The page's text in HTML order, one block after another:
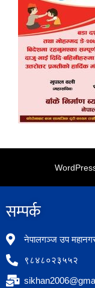
सम्पर्क​
नेपालगञ्ज उप
९८४८०२३५५२